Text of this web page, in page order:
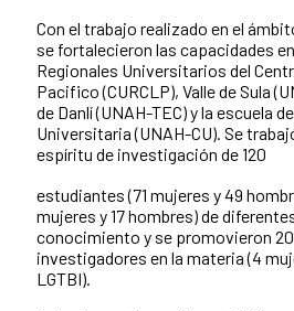
Con el trabajo realizado en el
se fortalecieron las capacidades
Regionales Universitarios del
Pacifico (CURCLP), Valle de Sula
de Danlí (UNAH-TEC) y la escuela
Universitaria (UNAH-CU). Se
espíritu de investigación de 120
estudiantes (71 mujeres y 49
mujeres y 17 hombres) de
conocimiento y se promovieron
investigadores en la materia (4
LGTBI).